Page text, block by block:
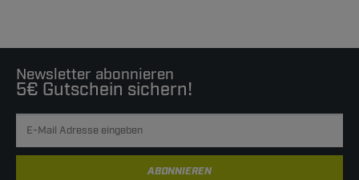
Newsletter abonnieren
5€ Gutschein sichern!
ABONNIEREN